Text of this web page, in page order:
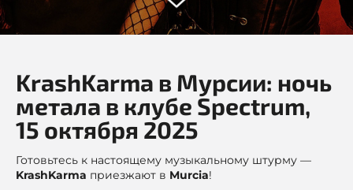
KrashKarma в Мурсии: ночь
метала в клубе Spectrum,
15 октября 2025
Готовьтесь к настоящему музыкальному штурму —
KrashKarma приезжают в Murcia!